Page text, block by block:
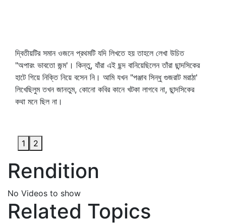
দ্বিতীয়টির সমান ওজনে প্রথমটি যদি লিখতে হয় তাহলে লেখা উচিত
"অপারং ভাবতো জন্ম'। কিন্তু, যাঁরা এই ছন্দ বানিয়েছিলেন তাঁরা ছান্দসিকের
হাটে গিয়ে নিক্তি নিয়ে বসেন নি। আমি যখন "পঞ্জাব সিন্ধু গুজরাট মরাঠা'
লিখেছিলুম তখন জানতুম, কোনো কবির কানে খটকা লাগবে না, ছান্দসিকের
কথা মনে ছিল না।
1 2
Rendition
No Videos to show
Related Topics